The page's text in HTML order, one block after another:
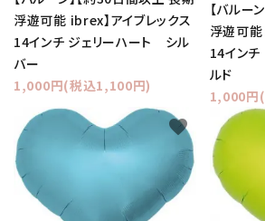
浮遊可能 ibrex】アイブレックス
14インチ ジェリーハート シル
バー
1,000円(税込1,100円)
【バルー
浮遊可能
14イン
ルド
1,000円
favorite